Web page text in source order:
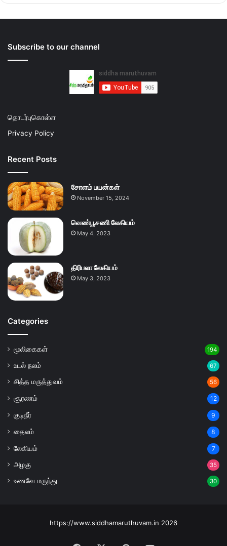
Subscribe to our channel
தொடர்புகொள்ள
Privacy Policy
Recent Posts
சோளம் பயன்கள்
November 15, 2024
வெண்பூசணி லேகியம்
May 4, 2023
திரிபலா லேகியம்
May 3, 2023
Categories
மூலிகைகள் 194
உடல் நலம் 67
சித்த மருத்துவம் 56
சூரணம் 12
குடிநீர் 9
தைலம் 8
லேகியம் 7
அழகு 35
உணவே மருந்து 30
https://www.siddhamaruthuvam.in 2026